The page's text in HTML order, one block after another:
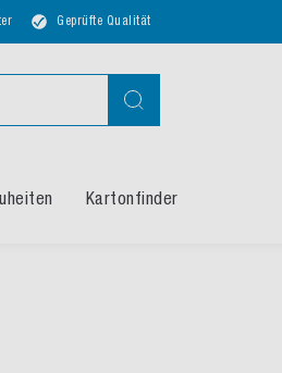
Geprüfte Qualität
Suche
Kartonfinder